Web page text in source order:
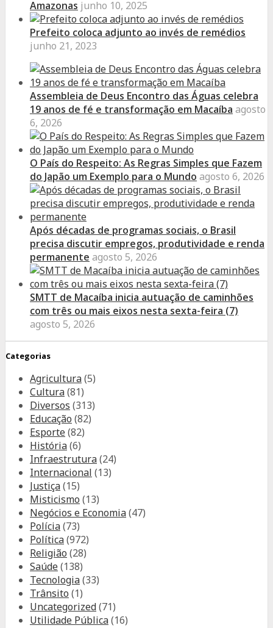
Amazonas junho 10, 2025
Prefeito coloca adjunto ao invés de remédios
junho 21, 2023
Assembleia de Deus Encontro das Águas celebra
19 anos de fé e transformação em Macaíba agosto
6, 2026
O País do Respeito: As Regras Simples que Fazem
do Japão um Exemplo para o Mundo agosto 6, 2026
Após décadas de programas sociais, o Brasil
precisa discutir empregos, produtividade e renda
permanente agosto 5, 2026
SMTT de Macaíba inicia autuação de caminhões
com três ou mais eixos nesta sexta-feira (7)
agosto 5, 2026
Categorias
Agricultura(5)
Cultura(81)
Diversos (313)
Educação (82)
Esporte(82)
História(6)
Infraestrutura(24)
Internacional (13)
Justiça(15)
Misticismo (13)
Negócios e Economia(47)
Polícia(73)
Política(972)
Religião (28)
Saúde(138)
Tecnologia(33)
Trânsito (1)
Uncategorized(71)
Utilidade Pública(16)